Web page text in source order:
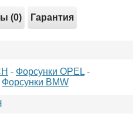
(0) Гарантия
- Форсунки OPEL -
Форсунки BMW